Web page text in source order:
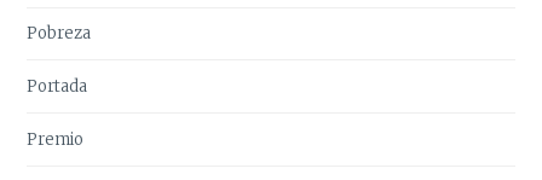
Pobreza
Portada
Premio